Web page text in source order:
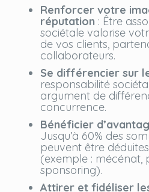
Renforcer votre
réputation : Être
sociétale valorise
de vos clients,
collaborateurs.
Se différencier sur
responsabilité
argument de
concurrence.
Bénéficier
Jusqu’à 60% des
peuvent être
(exemple : mécénat,
sponsoring).
Attirer et fidéliser